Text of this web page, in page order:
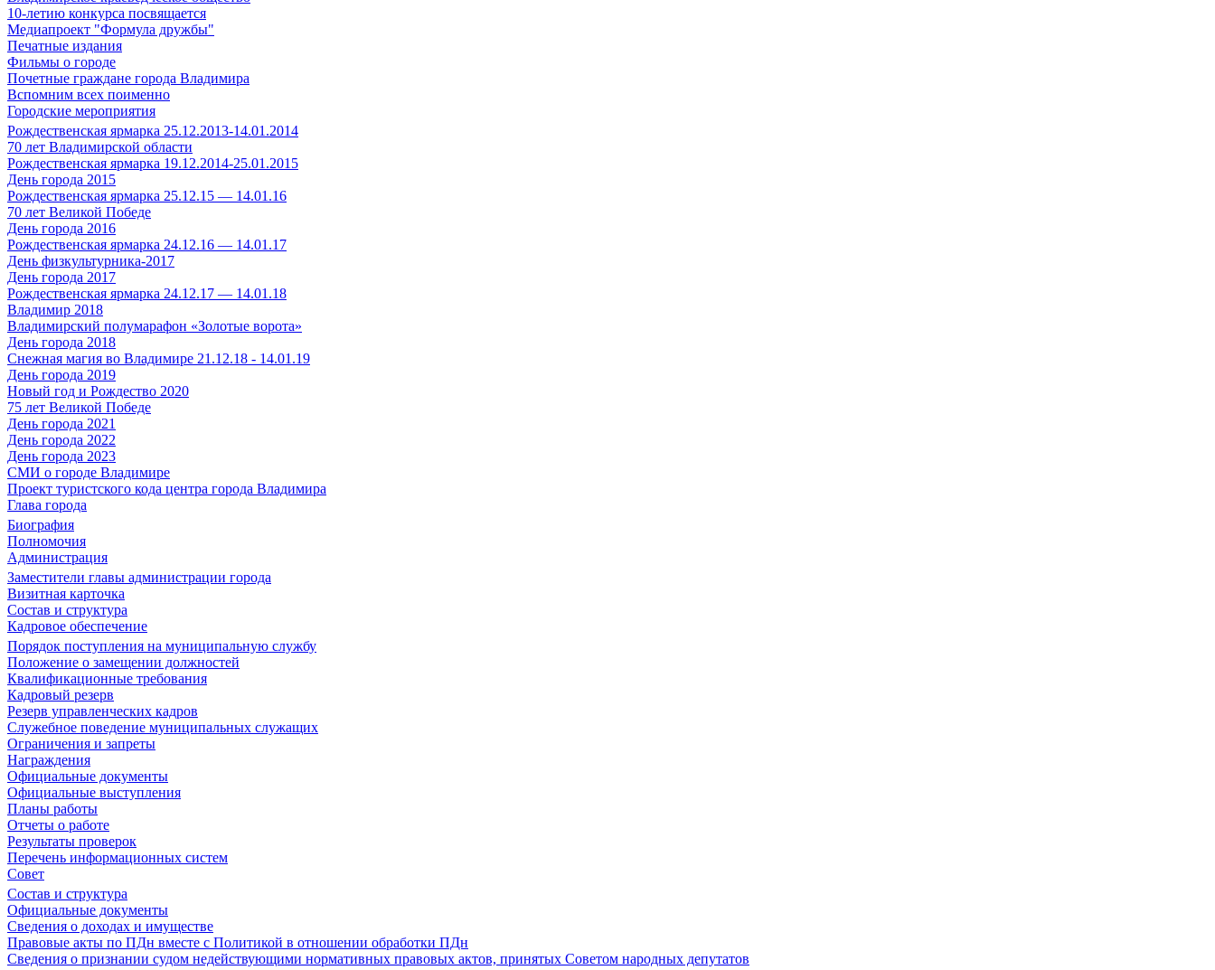
10-летию конкурса посвящается
Медиапроект "Формула дружбы"
Печатные издания
Фильмы о городе
Почетные граждане города Владимира
Вспомним всех поименно
Городские мероприятия
Рождественская ярмарка 25.12.2013-14.01.2014
70 лет Владимирской области
Рождественская ярмарка 19.12.2014-25.01.2015
День города 2015
Рождественская ярмарка 25.12.15 — 14.01.16
70 лет Великой Победе
День города 2016
Рождественская ярмарка 24.12.16 — 14.01.17
День физкультурника-2017
День города 2017
Рождественская ярмарка 24.12.17 — 14.01.18
Владимир 2018
Владимирский полумарафон «Золотые ворота»
День города 2018
Снежная магия во Владимире 21.12.18 - 14.01.19
День города 2019
Новый год и Рождество 2020
75 лет Великой Победе
День города 2021
День города 2022
День города 2023
СМИ о городе Владимире
Проект туристского кода центра города Владимира
Глава города
Биография
Полномочия
Администрация
Заместители главы администрации города
Визитная карточка
Состав и структура
Кадровое обеспечение
Порядок поступления на муниципальную службу
Положение о замещении должностей
Квалификационные требования
Кадровый резерв
Резерв управленческих кадров
Служебное поведение муниципальных служащих
Ограничения и запреты
Награждения
Официальные документы
Официальные выступления
Планы работы
Отчеты о работе
Результаты проверок
Перечень информационных систем
Совет
Состав и структура
Официальные документы
Сведения о доходах и имуществе
Правовые акты по ПДн вместе с Политикой в отношении обработки ПДн
Сведения о признании судом недействующими нормативных правовых актов, принятых Советом народных депутатов